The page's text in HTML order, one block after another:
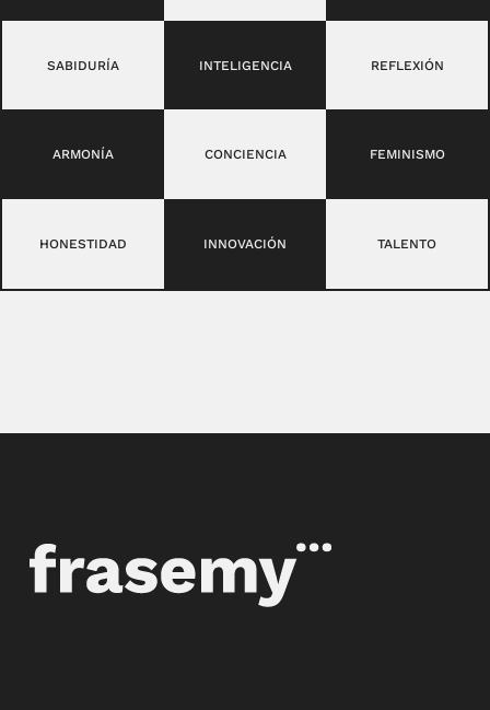
SABIDURÍA INTELIGENCIA REFLEXIÓN
ARMONÍA CONCIENCIA FEMINISMO
HONESTIDAD INNOVACIÓN TALENTO